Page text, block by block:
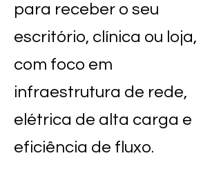
para receber o seu
escritório, clínica ou loja,
com foco em
infraestrutura de rede,
elétrica de alta carga e
eficiência de fluxo.